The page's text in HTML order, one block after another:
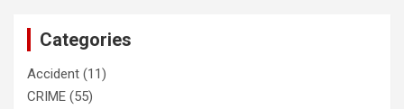
Categories
Accident (11)
CRIME (55)